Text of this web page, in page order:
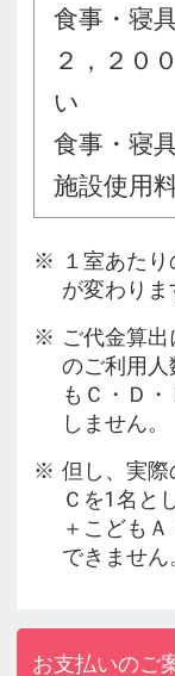
食事・寝
２，２０
い
食事・寝
施設使用
１室あた
が変わりま
ご代金算
のご利用
もＣ・Ｄ
しません。
但し、実際
Ｃを1名と
＋こども
できません
お支払いのご